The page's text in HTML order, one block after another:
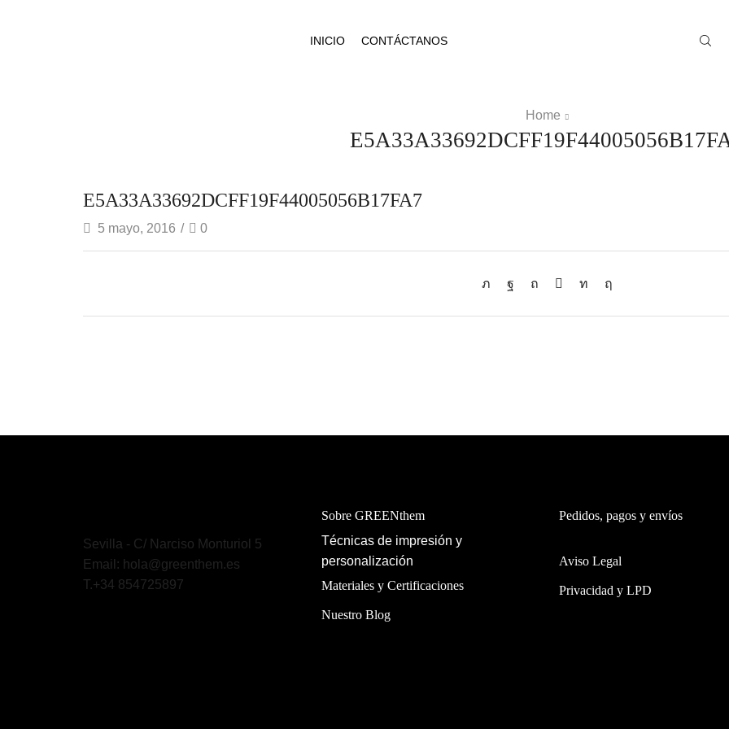
INICIO CONTÁCTANOS
Home
E5A33A33692DCFF19F44005056B17FA7
5 mayo, 2016 / 0
Sevilla - C/ Narciso Monturiol 5
Email: hola@greenthem.es
T.+34 854725897
Sobre GREENthem
Técnicas de impresión y
personalización
Materiales y Certificaciones
Nuestro Blog
Pedidos, pagos y envíos
Aviso Legal
Privacidad y LPD